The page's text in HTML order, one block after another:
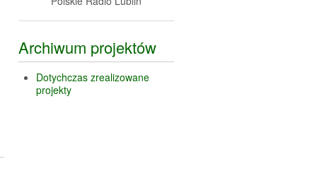
Archiwum projektów
Dotychczas zrealizowane
projekty